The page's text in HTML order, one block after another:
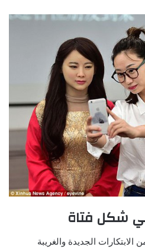
شكل فتاة
الابتكارات الجديدة والغريبة